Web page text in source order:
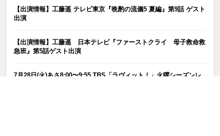
【出演情報】工藤遥 テレビ東京『晩酌の流儀5 夏編』第9話 ゲスト
出演
【出演情報】工藤遥 日本テレビ『ファーストクライ 母子救命救
急班』第5話ゲスト出演
7月28日(火)あさ8:00〜9:55 TBS「ラヴィット！」火曜シーズンレ